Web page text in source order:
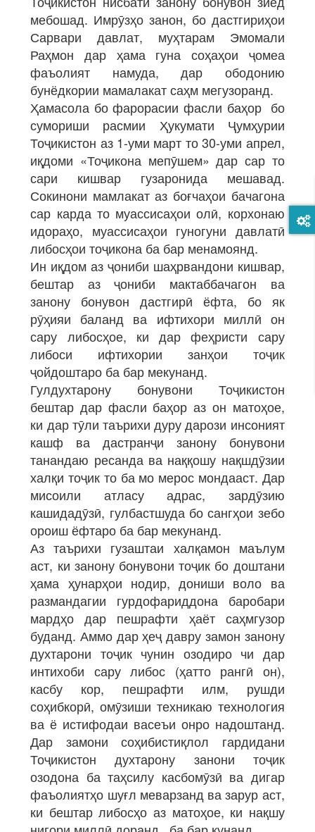
мебошад. Имрӯзҳо занон, бо дастгириҳои
Сарвари давлат, муҳтарам Эмомали
Раҳмон дар ҳама гуна соҳаҳои ҷомеа
фаъолият намуда, дар ободонию
бунёдкории мамалакат саҳм мегузоранд.
Ҳамасола бо фарорасии фасли баҳор бо
сумориши расмии Ҳукумати Ҷумҳурии
Тоҷикистон аз 1-уми март то 30-уми апрел,
иқдоми «Тоҷикона мепӯшем» дар сар то
сари кишвар гузаронида мешавад.
Сокинони мамлакат аз боғчаҳои бачагона
сар карда то муассисаҳои олӣ, корхонаю
идораҳо, муассисаҳои гуногуни давлатӣ
либосҳои тоҷикона ба бар менамоянд.
Ин иқдом аз ҷониби шаҳрвандони кишвар,
бештар аз ҷониби мактаббачагон ва
занону бонувон дастгирӣ ёфта, бо як
рӯҳияи баланд ва ифтихори миллӣ он
сару либосҳое, ки дар феҳристи сару
либоси ифтихории занҳои тоҷик
ҷойдоштаро ба бар мекунанд.
Гулдухтарону бонувони Тоҷикистон
бештар дар фасли баҳор аз он матоҳое,
ки дар тӯли таърихи дуру дарози инсоният
кашф ва дастранҷи занону бонувони
танандаю ресанда ва наққошу нақшдӯзии
халқи тоҷик то ба мо мерос мондааст. Дар
мисоили атласу адрас, зардӯзию
кашидадӯзӣ, гулбастшуда бо сангҳои зебо
ороиш ёфтаро ба бар мекунанд.
Аз таърихи гузаштаи халқамон маълум
аст, ки занону бонувони тоҷик бо доштани
ҳама ҳунарҳои нодир, дониши воло ва
размандагии гурдофариддона баробари
мардҳо дар пешрафти ҳаёт саҳмгузор
буданд. Аммо дар ҳеҷ давру замон занону
духтарони тоҷик чунин озодиро чи дар
интихоби сару либос (ҳатто рангӣ он),
касбу кор, пешрафти илм, рушди
соҳибкорӣ, омӯзиши техникаю технология
ва ё истифодаи васеъи онро надоштанд.
Дар замони соҳибистиқлол гардидани
Тоҷикистон духтарону занони тоҷик
озодона ба таҳсилу касбомӯзӣ ва дигар
фаъолиятҳо шуғл меварзанд ва зарур аст,
ки бештар либосҳо аз матоҳое, ки нақшу